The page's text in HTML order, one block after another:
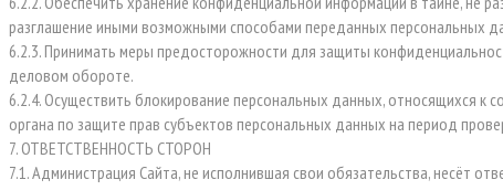
разглашение иными возможными способами переданных персональных
6.2.3. Принимать меры предосторожности для защиты
деловом обороте.
6.2.4. Осуществить блокирование персональных данных, относящихся
органа по защите прав субъектов персональных данных на период
7. ОТВЕТСТВЕННОСТЬ СТОРОН
7.1. Администрация Сайта, не исполнившая свои обязательства, несёт